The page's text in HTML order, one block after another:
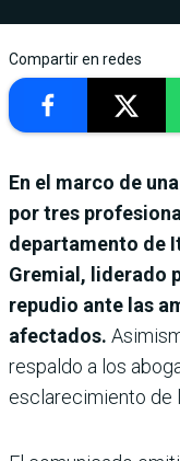
Compartir en redes
En el marco de
por tres
departamento de
Gremial, liderado
repudio ante las
afectados.
respaldo a los
esclarecimiento de